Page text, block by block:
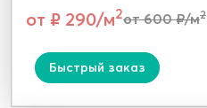
от ₽ 290/м2от 600 ₽/м2
Быстрый заказ